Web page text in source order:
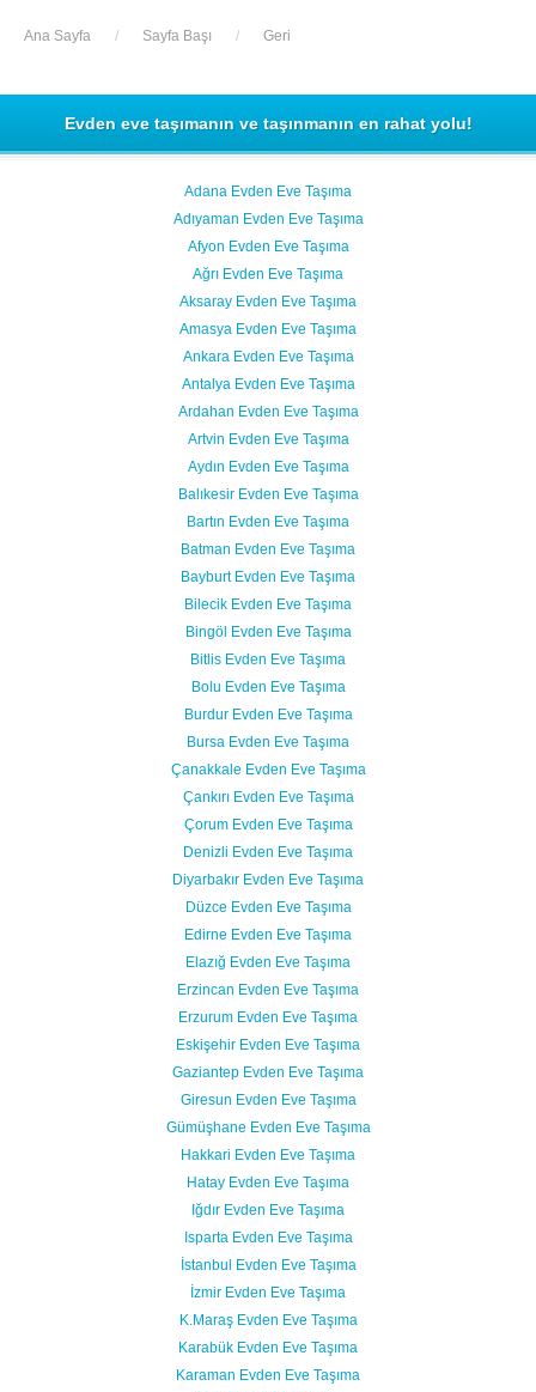
Ana Sayfa / Sayfa Başı / Geri
Evden eve taşımanın ve taşınmanın en rahat yolu!
Adana Evden Eve Taşıma
Adıyaman Evden Eve Taşıma
Afyon Evden Eve Taşıma
Ağrı Evden Eve Taşıma
Aksaray Evden Eve Taşıma
Amasya Evden Eve Taşıma
Ankara Evden Eve Taşıma
Antalya Evden Eve Taşıma
Ardahan Evden Eve Taşıma
Artvin Evden Eve Taşıma
Aydın Evden Eve Taşıma
Balıkesir Evden Eve Taşıma
Bartın Evden Eve Taşıma
Batman Evden Eve Taşıma
Bayburt Evden Eve Taşıma
Bilecik Evden Eve Taşıma
Bingöl Evden Eve Taşıma
Bitlis Evden Eve Taşıma
Bolu Evden Eve Taşıma
Burdur Evden Eve Taşıma
Bursa Evden Eve Taşıma
Çanakkale Evden Eve Taşıma
Çankırı Evden Eve Taşıma
Çorum Evden Eve Taşıma
Denizli Evden Eve Taşıma
Diyarbakır Evden Eve Taşıma
Düzce Evden Eve Taşıma
Edirne Evden Eve Taşıma
Elazığ Evden Eve Taşıma
Erzincan Evden Eve Taşıma
Erzurum Evden Eve Taşıma
Eskişehir Evden Eve Taşıma
Gaziantep Evden Eve Taşıma
Giresun Evden Eve Taşıma
Gümüşhane Evden Eve Taşıma
Hakkari Evden Eve Taşıma
Hatay Evden Eve Taşıma
Iğdır Evden Eve Taşıma
Isparta Evden Eve Taşıma
İstanbul Evden Eve Taşıma
İzmir Evden Eve Taşıma
K.Maraş Evden Eve Taşıma
Karabük Evden Eve Taşıma
Karaman Evden Eve Taşıma